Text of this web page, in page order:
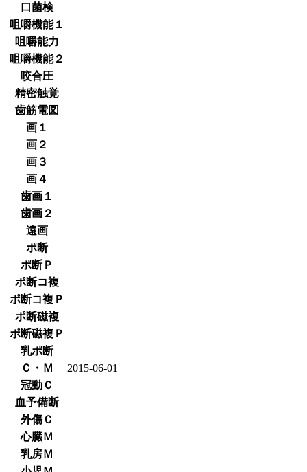
口菌検
咀嚼機能１
咀嚼能力
咀嚼機能２
咬合圧
精密触覚
歯筋電図
画１
画２
画３
画４
歯画１
歯画２
遠画
ポ断
ポ断Ｐ
ポ断コ複
ポ断コ複Ｐ
ポ断磁複
ポ断磁複Ｐ
乳ポ断
Ｃ・Ｍ
2015-06-01
冠動Ｃ
血予備断
外傷Ｃ
心臓Ｍ
乳房Ｍ